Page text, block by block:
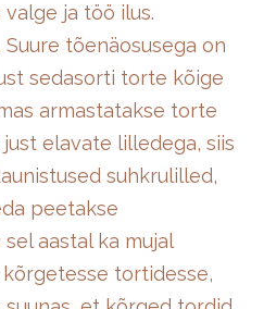
ja töö ilus.
tõenäosusega on
sedasorti torte kõige
armastatakse torte
elavate lilledega, siis
suhkrulilled,
peetakse
aastal ka mujal
tortidesse,